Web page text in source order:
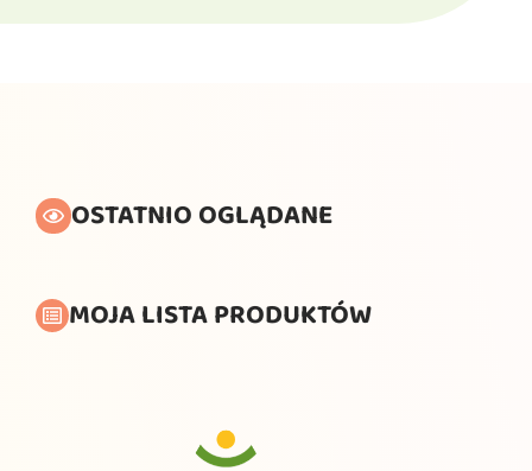
OSTATNIO OGLĄDANE
MOJA LISTA PRODUKTÓW